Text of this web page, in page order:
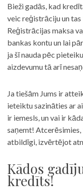
Bieži gadās, kad
veic reģistrāciju un
Reģistrācijas maksa
bankas kontu un lai
ja šī nauda pēc
aizdevumu tā arī
Ja tiešām Jums ir
ieteiktu sazināties ar
ir iemesls, un vai ir
saņemt! Atcerēsimies,
atbildīgi, izvērtējot
Kādos
kredīts!